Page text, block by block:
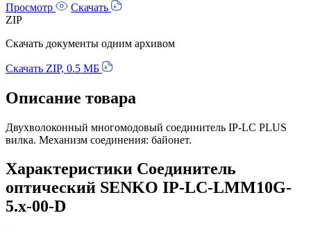
Просмотр
Скачать
ZIP
Скачать документы одним архивом
Скачать ZIP, 0.5 МБ
Описание товара
Двухволоконный многомодовый соединитель IP-LC PLUS
вилка. Механизм соединения: байонет.
Характеристики Соединитель
оптический SENKO IP-LC-LMM10G-
5.x-00-D